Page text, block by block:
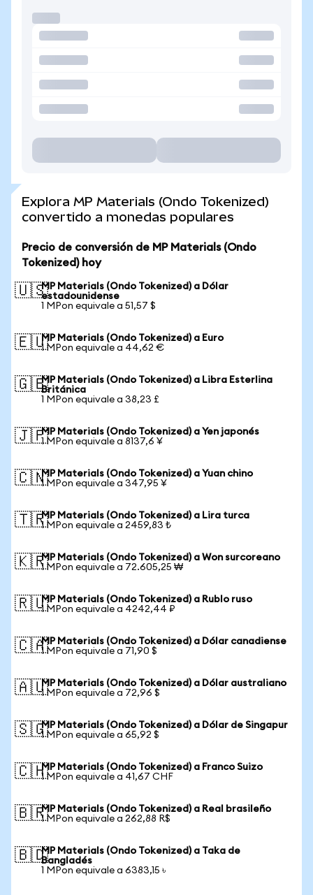
Explora MP Materials (Ondo Tokenized)
convertido a monedas populares
Precio de conversión de MP Materials (Ondo
Tokenized) hoy
🇺🇸MP Materials (Ondo Tokenized) a Dólar
estadounidense
1 MPon equivale a 51,57 $
🇪🇺MP Materials (Ondo Tokenized) a Euro
1 MPon equivale a 44,62 €
🇬🇧MP Materials (Ondo Tokenized) a Libra Esterlina
Británica
1 MPon equivale a 38,23 £
🇯🇵MP Materials (Ondo Tokenized) a Yen japonés
1 MPon equivale a 8137,6 ¥
🇨🇳MP Materials (Ondo Tokenized) a Yuan chino
1 MPon equivale a 347,95 ¥
🇹🇷MP Materials (Ondo Tokenized) a Lira turca
1 MPon equivale a 2459,83 ₺
🇰🇷MP Materials (Ondo Tokenized) a Won surcoreano
1 MPon equivale a 72.605,25 ₩
🇷🇺MP Materials (Ondo Tokenized) a Rublo ruso
1 MPon equivale a 4242,44 ₽
🇨🇦MP Materials (Ondo Tokenized) a Dólar canadiense
1 MPon equivale a 71,90 $
🇦🇺MP Materials (Ondo Tokenized) a Dólar australiano
1 MPon equivale a 72,96 $
🇸🇬MP Materials (Ondo Tokenized) a Dólar de Singapur
1 MPon equivale a 65,92 $
🇨🇭MP Materials (Ondo Tokenized) a Franco Suizo
1 MPon equivale a 41,67 CHF
🇧🇷MP Materials (Ondo Tokenized) a Real brasileño
1 MPon equivale a 262,88 R$
🇧🇩MP Materials (Ondo Tokenized) a Taka de
Bangladés
1 MPon equivale a 6383,15 ৳